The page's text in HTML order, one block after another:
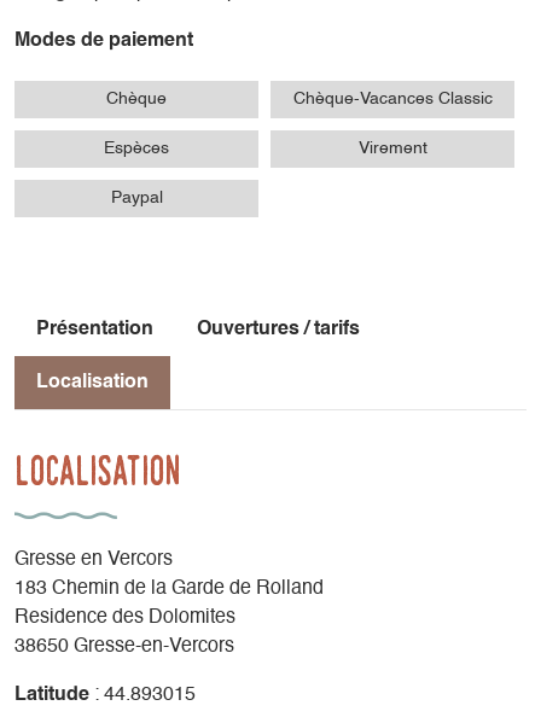
Modes de paiement
Chèque Chèque-Vacances Classic
Espèces Virement
Paypal
Présentation Ouvertures / tarifs
Localisation
Localisation
Gresse en Vercors
183 Chemin de la Garde de Rolland
Residence des Dolomites
38650 Gresse-en-Vercors
Latitude : 44.893015